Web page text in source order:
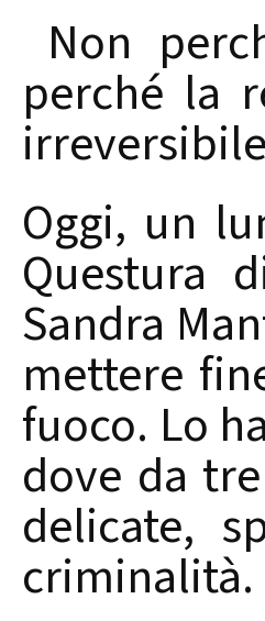
Non
perché la
Oggi, un
Questura
Sandra
mettere
fuoco. Lo
dove da
delicate,
criminalità.